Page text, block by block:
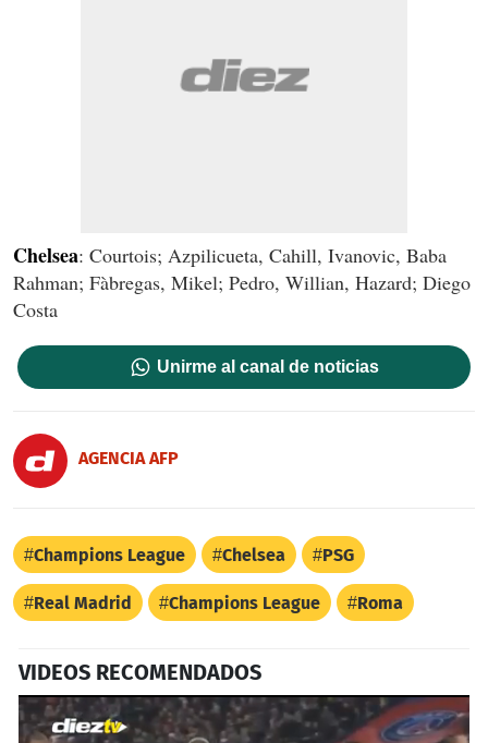
Chelsea: Courtois; Azpilicueta, Cahill, Ivanovic, Baba
Rahman; Fàbregas, Mikel; Pedro, Willian, Hazard; Diego
Costa
Unirme al canal de noticias
AGENCIA AFP
Champions League Chelsea PSG
Real Madrid Champions League Roma
VIDEOS RECOMENDADOS